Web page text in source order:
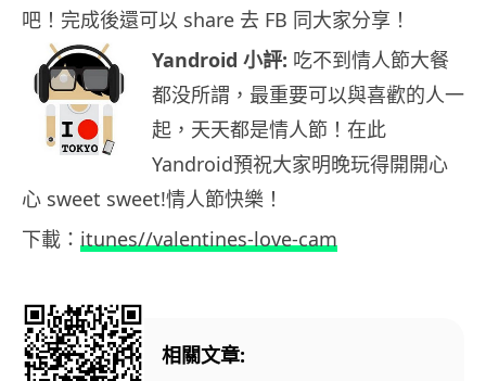
吧！完成後還可以 share 去 FB 同大家分享！
Yandroid 小評: 吃不到情人節大餐
都没所謂，最重要可以與喜歡的人一
起，天天都是情人節！在此
Yandroid預祝大家明晚玩得開開心
心 sweet sweet!情人節快樂！
下載： itunes//valentines-love-cam
相關文章: